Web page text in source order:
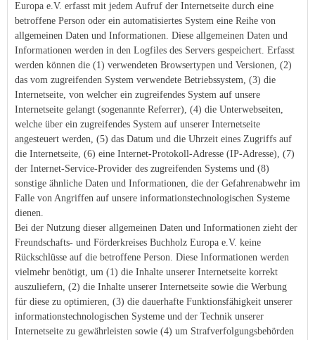
Europa e.V. erfasst mit jedem Aufruf der Internetseite durch eine
betroffene Person oder ein automatisiertes System eine Reihe von
allgemeinen Daten und Informationen. Diese allgemeinen Daten und
Informationen werden in den Logfiles des Servers gespeichert. Erfasst
werden können die (1) verwendeten Browsertypen und Versionen, (2)
das vom zugreifenden System verwendete Betriebssystem, (3) die
Internetseite, von welcher ein zugreifendes System auf unsere
Internetseite gelangt (sogenannte Referrer), (4) die Unterwebseiten,
welche über ein zugreifendes System auf unserer Internetseite
angesteuert werden, (5) das Datum und die Uhrzeit eines Zugriffs auf
die Internetseite, (6) eine Internet-Protokoll-Adresse (IP-Adresse), (7)
der Internet-Service-Provider des zugreifenden Systems und (8)
sonstige ähnliche Daten und Informationen, die der Gefahrenabwehr im
Falle von Angriffen auf unsere informationstechnologischen Systeme
dienen.
Bei der Nutzung dieser allgemeinen Daten und Informationen zieht der
Freundschafts- und Förderkreises Buchholz Europa e.V. keine
Rückschlüsse auf die betroffene Person. Diese Informationen werden
vielmehr benötigt, um (1) die Inhalte unserer Internetseite korrekt
auszuliefern, (2) die Inhalte unserer Internetseite sowie die Werbung
für diese zu optimieren, (3) die dauerhafte Funktionsfähigkeit unserer
informationstechnologischen Systeme und der Technik unserer
Internetseite zu gewährleisten sowie (4) um Strafverfolgungsbehörden